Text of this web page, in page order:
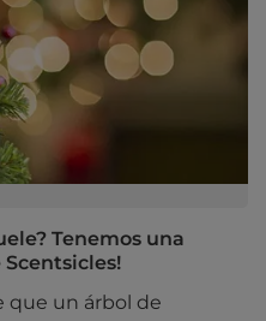
Tenemos una
que un árbol de